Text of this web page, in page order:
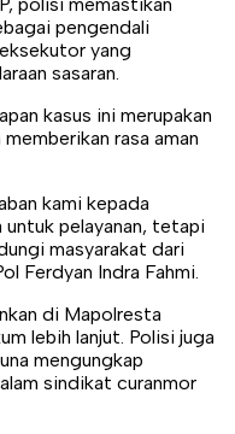
pengendali
yang
sasaran.
kasus ini merupakan
rasa aman
kami kepada
untuk pelayanan, tetapi
masyarakat dari
Ferdyan Indra Fahmi.
di Mapolresta
lebih lanjut. Polisi juga
mengungkap
sindikat curanmor